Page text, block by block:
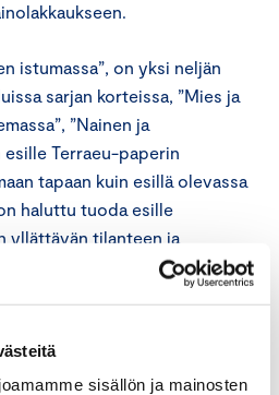
sisällön ja mainosten
istumassa”, on yksi neljän
sarjan korteissa, ”Mies ja
”Nainen ja
esille Terraeu-paperin
tapaan kuin esillä olevassa
haluttu tuoda esille
yllättävän tilanteen ja
yhdistelmää.
perussääntöjen 1 artiklan